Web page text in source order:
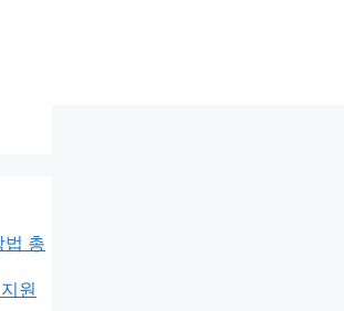
법 총
원